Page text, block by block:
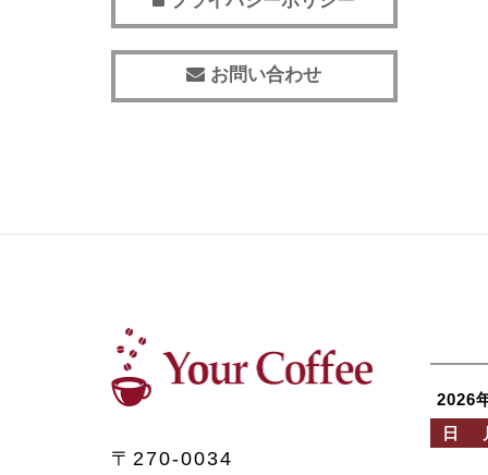
お問い合わせ
〒270-0034
2026
日